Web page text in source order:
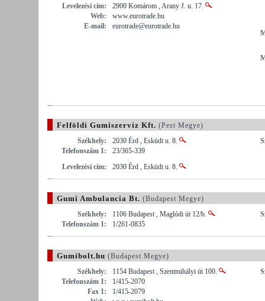
Levelezési cím:
2900 Komárom , Arany J. u. 17.
Web:
www.eurotrade.hu
E-mail:
eurotrade@eurotrade.hu
Felföldi Gumiszervíz Kft. (Pest Megye)
Székhely:
2030 Érd , Esküdt u. 8.
Telefonszám 1:
23/365-339
Levelezési cím:
2030 Érd , Esküdt u. 8.
Gumi Ambulancia Bt. (Budapest Megye)
Székhely:
1106 Budapest , Maglódi út 12/b.
Telefonszám 1:
1/261-0835
Gumibolt.hu (Budapest Megye)
Székhely:
1154 Budapest , Szentmihályi út 100.
Telefonszám 1:
1/415-2070
Fax 1:
1/415-2079